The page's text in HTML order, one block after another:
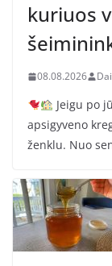
kuriuos
08.08.2026
Jeigu po
apsigyveno
ženklu. Nuo